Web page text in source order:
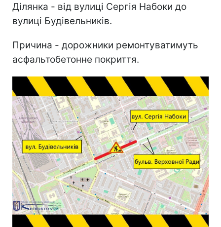
Ділянка - від вулиці Сергія Набоки до
вулиці Будівельників.
Причина - дорожники ремонтуватимуть
асфальтобетонне покриття.